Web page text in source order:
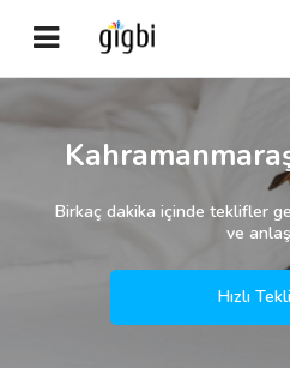
Anasayfa
Kategoriler
Birkaç dakika içinde teklifler
ve
Hızlı